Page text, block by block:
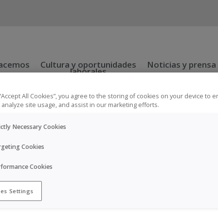
Cultura y oportunidades
laborales
Noticias y prensa
áreas de interés
All Cookies”, you agree to the storing of cookies on your device to
analyze site usage, and assist in our marketing efforts.
Necessary Cookies
Cookies
Cookies
Settings